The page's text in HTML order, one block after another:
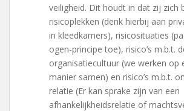
veiligheid. Dit houdt in dat zij zich
risicoplekken (denk hierbij aan
in kleedkamers), risicosituaties
ogen-principe toe), risico’s m.b.t.
organisatiecultuur (we werken op
manier samen) en risico’s m.b.t.
relatie (Er kan sprake zijn van een
afhankelijkheidsrelatie of